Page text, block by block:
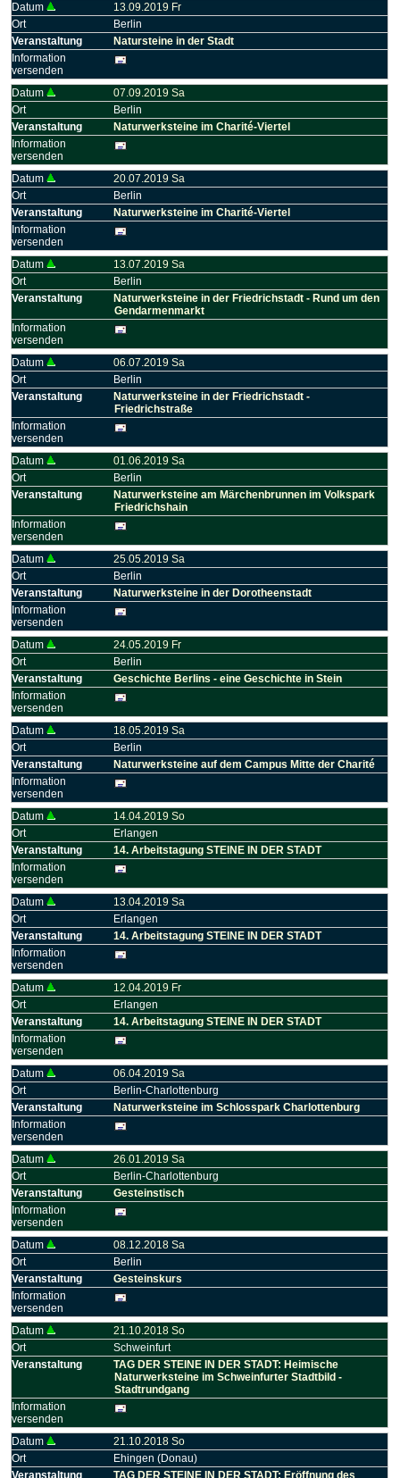
Datum
13.09.2019 Fr
Ort
Berlin
Veranstaltung
Natursteine in der Stadt
Information
versenden
Datum
07.09.2019 Sa
Ort
Berlin
Veranstaltung
Naturwerksteine im Charité-Viertel
Information
versenden
Datum
20.07.2019 Sa
Ort
Berlin
Veranstaltung
Naturwerksteine im Charité-Viertel
Information
versenden
Datum
13.07.2019 Sa
Ort
Berlin
Veranstaltung
Naturwerksteine in der Friedrichstadt - Rund um den
Gendarmenmarkt
Information
versenden
Datum
06.07.2019 Sa
Ort
Berlin
Veranstaltung
Naturwerksteine in der Friedrichstadt -
Friedrichstraße
Information
versenden
Datum
01.06.2019 Sa
Ort
Berlin
Veranstaltung
Naturwerksteine am Märchenbrunnen im Volkspark
Friedrichshain
Information
versenden
Datum
25.05.2019 Sa
Ort
Berlin
Veranstaltung
Naturwerksteine in der Dorotheenstadt
Information
versenden
Datum
24.05.2019 Fr
Ort
Berlin
Veranstaltung
Geschichte Berlins - eine Geschichte in Stein
Information
versenden
Datum
18.05.2019 Sa
Ort
Berlin
Veranstaltung
Naturwerksteine auf dem Campus Mitte der Charité
Information
versenden
Datum
14.04.2019 So
Ort
Erlangen
Veranstaltung
14. Arbeitstagung STEINE IN DER STADT
Information
versenden
Datum
13.04.2019 Sa
Ort
Erlangen
Veranstaltung
14. Arbeitstagung STEINE IN DER STADT
Information
versenden
Datum
12.04.2019 Fr
Ort
Erlangen
Veranstaltung
14. Arbeitstagung STEINE IN DER STADT
Information
versenden
Datum
06.04.2019 Sa
Ort
Berlin-Charlottenburg
Veranstaltung
Naturwerksteine im Schlosspark Charlottenburg
Information
versenden
Datum
26.01.2019 Sa
Ort
Berlin-Charlottenburg
Veranstaltung
Gesteinstisch
Information
versenden
Datum
08.12.2018 Sa
Ort
Berlin
Veranstaltung
Gesteinskurs
Information
versenden
Datum
21.10.2018 So
Ort
Schweinfurt
Veranstaltung
TAG DER STEINE IN DER STADT: Heimische
Naturwerksteine im Schweinfurter Stadtbild -
Stadtrundgang
Information
versenden
Datum
21.10.2018 So
Ort
Ehingen (Donau)